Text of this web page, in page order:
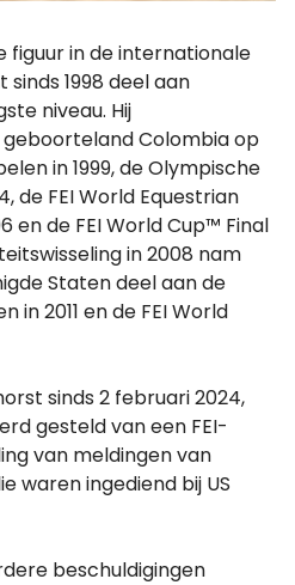
figuur in de internationale
1998 deel aan
niveau. Hij
Colombia op
in 1999, de Olympische
de FEI World Equestrian
en de FEI World Cup™ Final
in 2008 nam
Staten deel aan de
in 2011 en de FEI World
sinds 2 februari 2024,
gesteld van een FEI-
van meldingen van
waren ingediend bij US
beschuldigingen